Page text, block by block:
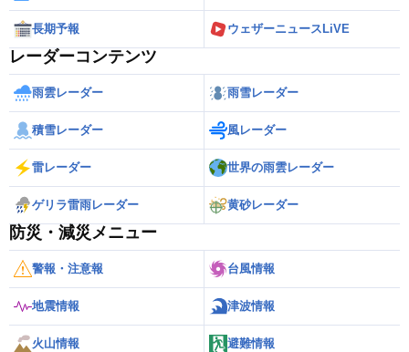
長期予報 ウェザーニュースLiVE
レーダーコンテンツ
雨雲レーダー 雨雪レーダー
積雪レーダー 風レーダー
雷レーダー 世界の雨雲レーダー
ゲリラ雷雨レーダー 黄砂レーダー
防災・減災メニュー
警報・注意報 台風情報
地震情報 津波情報
火山情報 避難情報